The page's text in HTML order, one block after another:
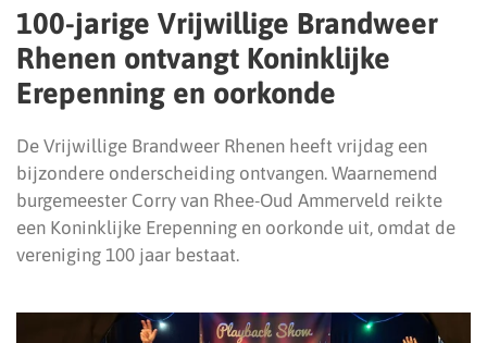
100-jarige Vrijwillige Brandweer
Rhenen ontvangt Koninklijke
Erepenning en oorkonde
De Vrijwillige Brandweer Rhenen heeft vrijdag een
bijzondere onderscheiding ontvangen. Waarnemend
burgemeester Corry van Rhee-Oud Ammerveld reikte
een Koninklijke Erepenning en oorkonde uit, omdat de
vereniging 100 jaar bestaat.